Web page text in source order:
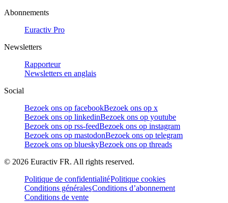
Abonnements
Euractiv Pro
Newsletters
Rapporteur
Newsletters en anglais
Social
Bezoek ons op facebookBezoek ons op x
Bezoek ons op linkedinBezoek ons op youtube
Bezoek ons op rss-feedBezoek ons op instagram
Bezoek ons op mastodonBezoek ons op telegram
Bezoek ons op blueskyBezoek ons op threads
© 2026 Euractiv FR. All rights reserved.
Politique de confidentialitéPolitique cookies
Conditions généralesConditions d’abonnement
Conditions de vente